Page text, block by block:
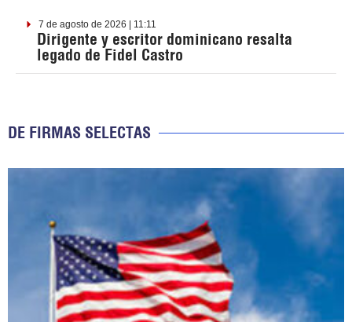
7 de agosto de 2026 | 11:11
Dirigente y escritor dominicano resalta
legado de Fidel Castro
DE FIRMAS SELECTAS